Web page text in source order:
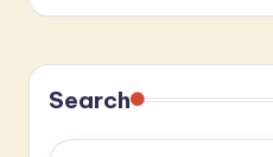
Search